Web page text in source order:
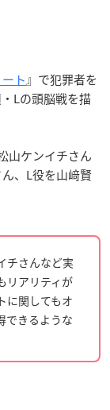
ト』で犯罪者を
Lの頭脳戦を描
山ケンイチさん
、L役を山﨑賢
チさんなど実
リアリティが
に関してもオ
できるような